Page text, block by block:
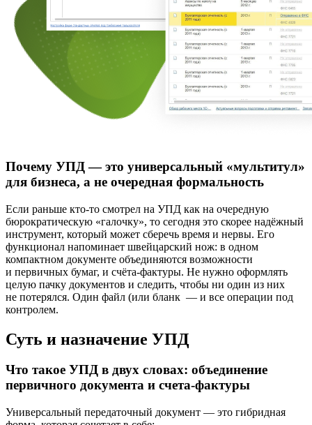
Почему УПД — это универсальный «мультитул»
для бизнеса, а не очередная формальность
Если раньше кто-то смотрел на УПД как на очередную
бюрократическую «галочку», то сегодня это скорее надёжный
инструмент, который может сберечь время и нервы. Его
функционал напоминает швейцарский нож: в одном
компактном документе объединяются возможности
и первичных бумаг, и счёта-фактуры. Не нужно оформлять
целую пачку документов и следить, чтобы ни один из них
не потерялся. Один файл (или бланк — и все операции под
контролем.
Суть и назначение УПД
Что такое УПД в двух словах: объединение
первичного документа и счета-фактуры
Универсальный передаточный документ — это гибридная